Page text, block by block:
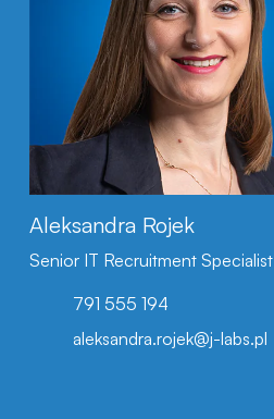
Aleksandra Rojek
Senior IT Recruitment Specialist
791 555 194
aleksandra.rojek@j-labs.pl